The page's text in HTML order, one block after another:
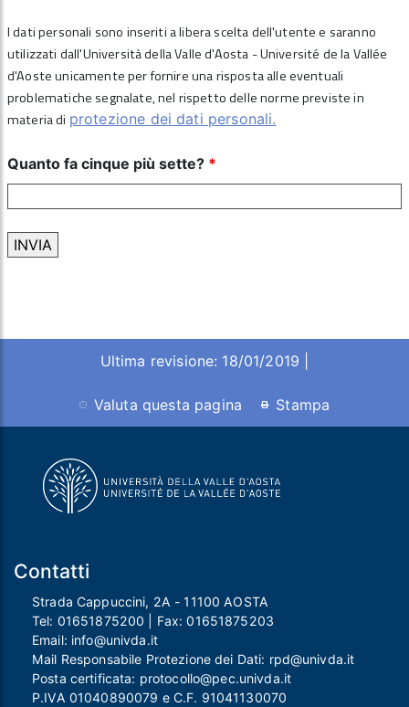
I dati personali sono inseriti a libera scelta dell'utente e saranno
utilizzati dall'Università della Valle d'Aosta - Université de la Vallée
d'Aoste unicamente per fornire una risposta alle eventuali
problematiche segnalate, nel rispetto delle norme previste in
materia di protezione dei dati personali.
Quanto fa cinque più sette? *
Ultima revisione: 18/01/2019 |
Valuta questa pagina Stampa
Contatti
Strada Cappuccini, 2A - 11100 AOSTA
Tel: 01651875200 | Fax:01651875203
Email: info@univda.it
Mail Responsabile Protezione dei Dati: rpd@univda.it
Posta certificata: protocollo@pec.univda.it
P.IVA 01040890079 e C.F. 91041130070